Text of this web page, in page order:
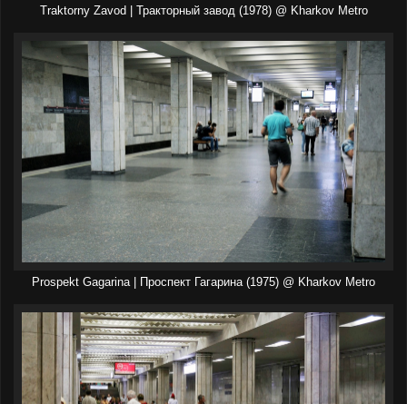
Traktorny Zavod | Тракторный завод (1978) @ Kharkov Metro
Prospekt Gagarina | Проспект Гагарина (1975) @ Kharkov Metro